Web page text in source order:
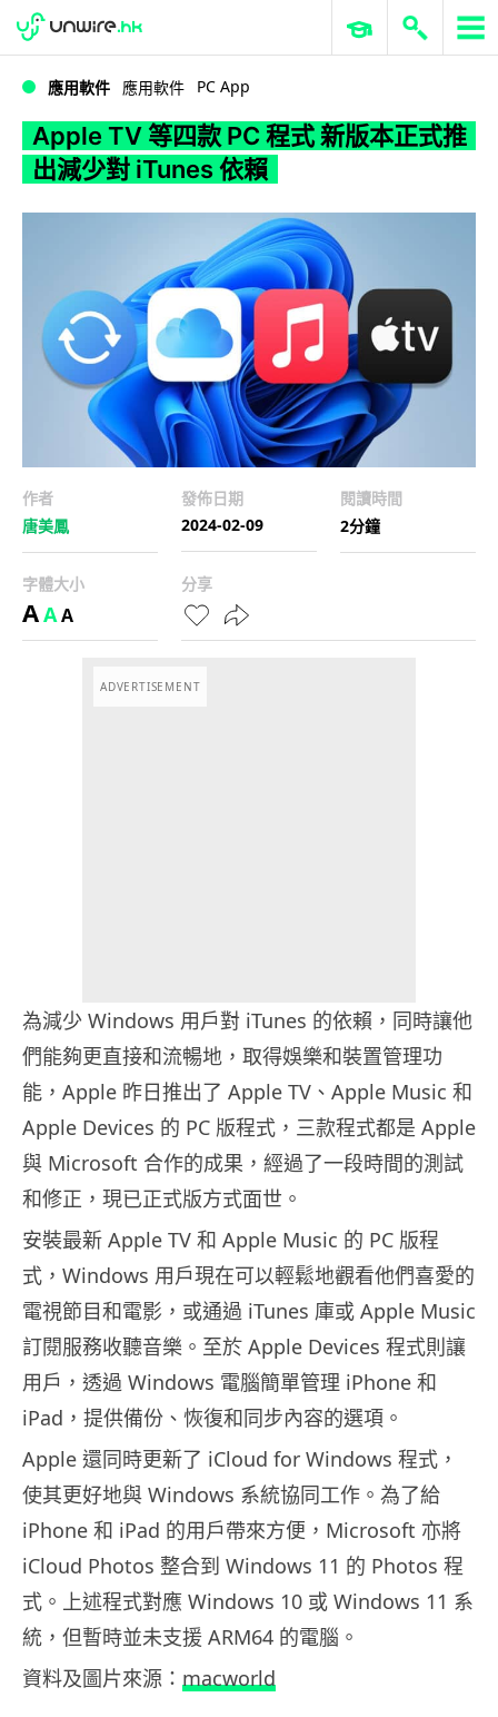
WWDC 2026 ERP 與商業 AI
應用軟件 應用軟件 PC App
Apple TV 等四款 PC 程式 新版本正式推
出減少對 iTunes 依賴
作者
唐美鳳
發佈日期
2024-02-09
閱讀時間
2分鐘
字體大小
AAA
分享
ADVERTISEMENT
為減少 Windows 用戶對 iTunes 的依賴，同時讓他
們能夠更直接和流暢地，取得娛樂和裝置管理功
能，Apple 昨日推出了 Apple TV、Apple Music 和
Apple Devices 的 PC 版程式，三款程式都是 Apple
與 Microsoft 合作的成果，經過了一段時間的測試
和修正，現已正式版方式面世。
安裝最新 Apple TV 和 Apple Music 的 PC 版程
式，Windows 用戶現在可以輕鬆地觀看他們喜愛的
電視節目和電影，或通過 iTunes 庫或 Apple Music
訂閱服務收聽音樂。至於 Apple Devices 程式則讓
用戶，透過 Windows 電腦簡單管理 iPhone 和
iPad，提供備份、恢復和同步內容的選項。
Apple 還同時更新了 iCloud for Windows 程式，
使其更好地與 Windows 系統協同工作。為了給
iPhone 和 iPad 的用戶帶來方便，Microsoft 亦將
iCloud Photos 整合到 Windows 11 的 Photos 程
式。上述程式對應 Windows 10 或 Windows 11 系
統，但暫時並未支援 ARM64 的電腦。
資料及圖片來源： macworld